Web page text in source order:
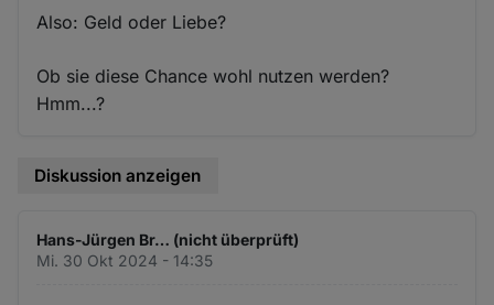
Also: Geld oder Liebe?
Ob sie diese Chance wohl nutzen werden?
Hmm...?
Diskussion anzeigen
Hans-Jürgen Br… (nicht überprüft)
Mi. 30 Okt 2024 - 14:35